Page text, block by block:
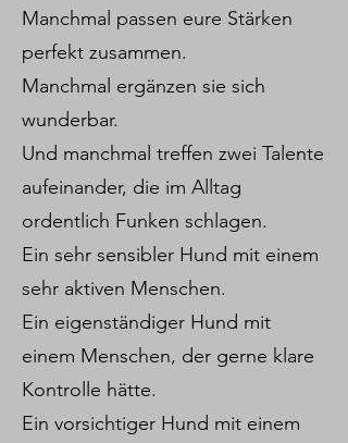
Manchmal passen eure Stärken
perfekt zusammen.
Manchmal ergänzen sie sich
wunderbar.
Und manchmal treffen zwei Talente
aufeinander, die im Alltag
ordentlich Funken schlagen.
Ein sehr sensibler Hund mit einem
sehr aktiven Menschen.
Ein eigenständiger Hund mit
einem Menschen, der gerne klare
Kontrolle hätte.
Ein vorsichtiger Hund mit einem